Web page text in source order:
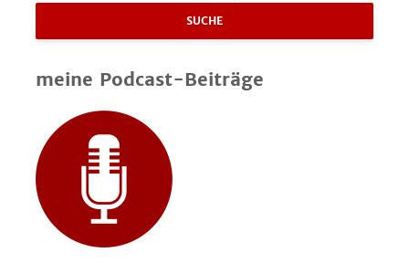
SUCHE
meine Podcast-Beiträge